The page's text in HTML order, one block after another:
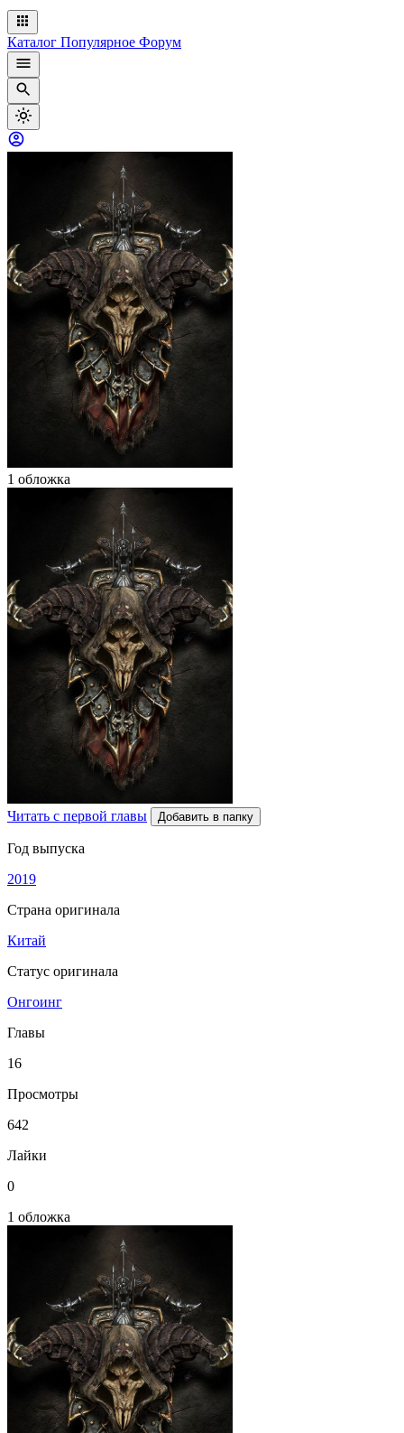
Каталог Популярное Форум
1 обложка
Читать с первой главы Добавить в папку
Год выпуска
2019
Страна оригинала
Китай
Статус оригинала
Онгоинг
Главы
16
Просмотры
642
Лайки
0
1 обложка